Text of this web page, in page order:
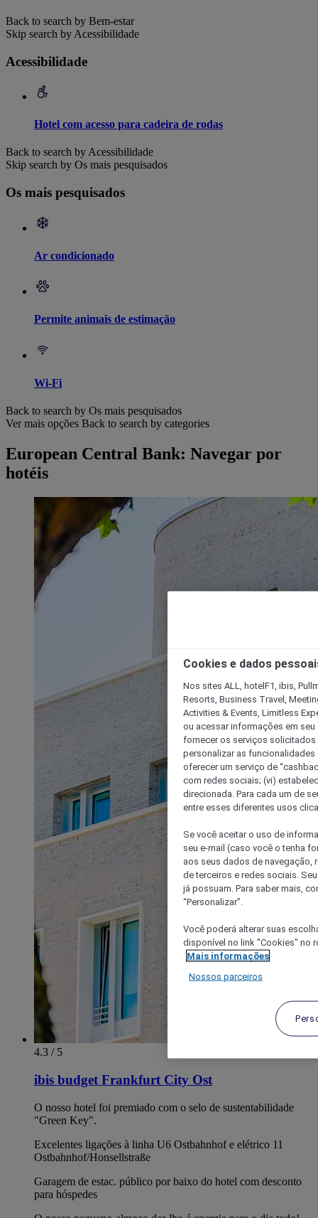
Back to search by Bem-estar
Skip search by Acessibilidade
Acessibilidade
Hotel com acesso para cadeira de rodas
Back to search by Acessibilidade
Skip search by Os mais pesquisados
Os mais pesquisados
Ar condicionado
Permite animais de estimação
Wi-Fi
Back to search by Os mais pesquisados
Ver mais opções Back to search by categories
European Central Bank: Navegar por
hotéis
4.3 / 5
ibis budget Frankfurt City Ost
O nosso hotel foi premiado com o selo de sustentabilidade
"Green Key".
Excelentes ligações à linha U6 Ostbahnhof e elétrico 11
Ostbahnhof/Honsellstraße
Garagem de estac. público por baixo do hotel com desconto
para hóspedes
Cookies e dados
Nos sites ALL, hotelF1, ibis,
Resorts, Business Travel,
Activities & Events, Limitless
ou acessar informações em
fornecer os serviços solicitados
personalizar as
oferecer um serviço de
com redes sociais; (vi)
direcionada. Para cada um de
entre esses diferentes usos
Se você aceitar o uso de
seu e-mail (caso você o tenha
aos seus dados de navegação,
de terceiros e redes sociais.
já possuam. Para saber mais,
“Personalizar”.
Você poderá alterar suas
disponível no link "Cookies" no
Mais informações
Nossos parceiros